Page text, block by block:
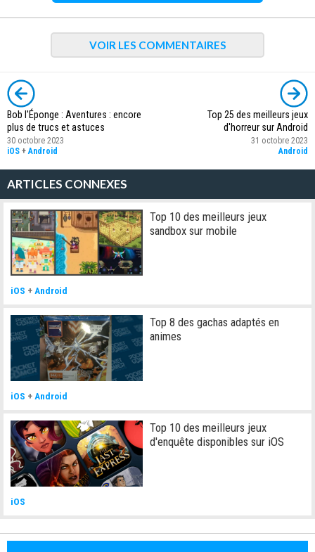
VOIR LES COMMENTAIRES
Bob l'Éponge : Aventures : encore
plus de trucs et astuces
30 octobre 2023
iOS + Android
Top 25 des meilleurs jeux
d'horreur sur Android
31 octobre 2023
Android
ARTICLES CONNEXES
Top 10 des meilleurs jeux
sandbox sur mobile
iOS + Android
Top 8 des gachas adaptés en
animes
iOS + Android
Top 10 des meilleurs jeux
d'enquête disponibles sur iOS
iOS